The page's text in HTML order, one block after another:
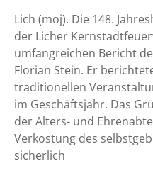
Lich (moj). Die 148.
der Licher
umfangreichen Bericht
Florian Stein. Er
traditionellen
im Geschäftsjahr. Das
der Alters- und
Verkostung des
sicherlich